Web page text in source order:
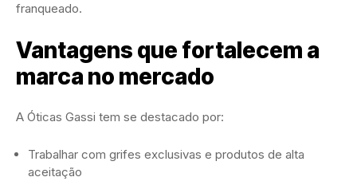
franqueado.
Vantagens que fortalecem a
marca no mercado
A Óticas Gassi tem se destacado por:
Trabalhar com grifes exclusivas e produtos de alta
aceitação